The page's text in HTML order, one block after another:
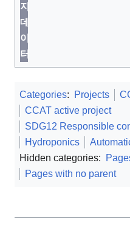
지
데
이
터
Categories: Projects
CCAT active project
SDG12 Responsible
Hydroponics
Hidden categories:
Pages with no parent